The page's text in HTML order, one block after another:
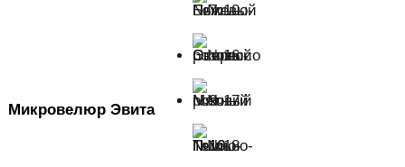
Микровелюр Эвита
Бежевый
№7
Эспрессо
№9
Пыльно-
№10
№16